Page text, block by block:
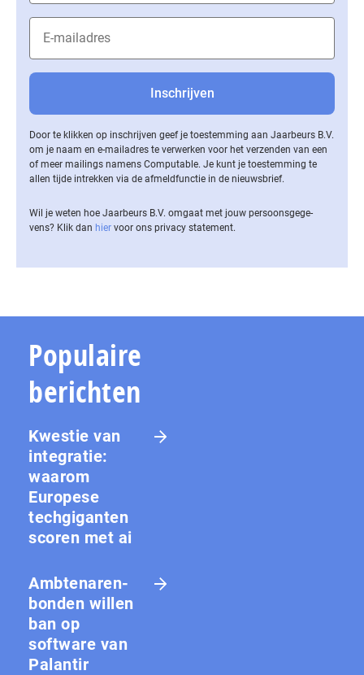
Door te klikken op inschrijven geef je toestemming aan Jaarbeurs B.V.
om je naam en e-mailadres te verwerken voor het verzenden van een
of meer mailings namens Computable. Je kunt je toestemming te
allen tijde intrekken via de af­meld­func­tie in de nieuwsbrief.
Wil je weten hoe Jaarbeurs B.V. omgaat met jouw per­soons­ge­ge­
vens? Klik dan hier voor ons privacy statement.
Populaire
berichten
Kwestie van
integratie:
waarom
Europese
techgiganten
scoren met ai
Amb­te­na­ren­
bon­den willen
ban op
software van
Palantir